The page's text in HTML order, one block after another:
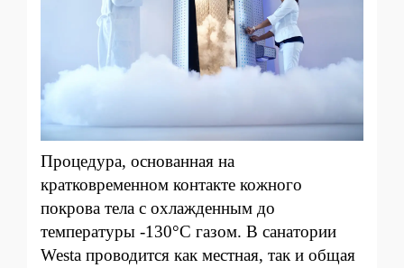
Процедура, основанная на
кратковременном контакте кожного
покрова тела с охлажденным до
температуры -130°С газом. В санатории
Westa проводится как местная, так и общая